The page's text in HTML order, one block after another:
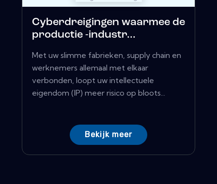
Cyberdreigingen waarmee de
productie -industr...
Met uw slimme fabrieken, supply chain en
werknemers allemaal met elkaar
verbonden, loopt uw ​​intellectuele
eigendom (IP) meer risico op bloots...
Bekijk meer